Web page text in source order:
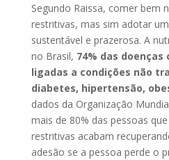
Segundo Raissa, comer bem
restritivas, mas sim adotar
sustentável e prazerosa. A
no Brasil, 74% das
ligadas a condições não
diabetes, hipertensão,
dados da Organização
mais de 80% das pessoas
restritivas acabam
adesão se a pessoa perde o